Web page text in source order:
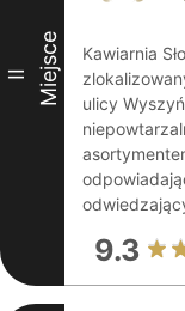
II Miejsce
Kawiarnia
ulicy
9.3